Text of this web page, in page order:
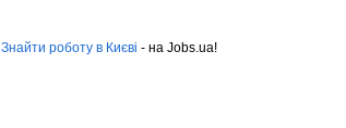
Знайти роботу в Києві - на Jobs.ua!